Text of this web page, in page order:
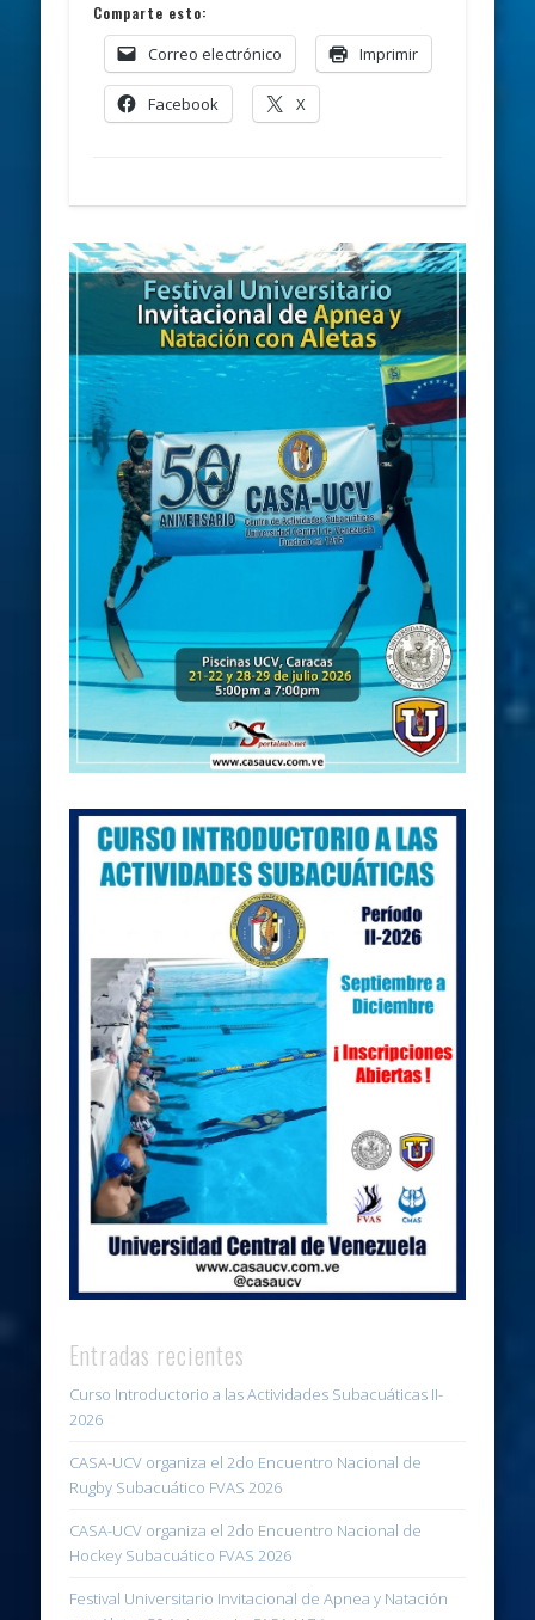
Comparte esto:
Correo electrónico Imprimir
Facebook X
Entradas recientes
Curso Introductorio a las Actividades Subacuáticas II-
2026
CASA-UCV organiza el 2do Encuentro Nacional de
Rugby Subacuático FVAS 2026
CASA-UCV organiza el 2do Encuentro Nacional de
Hockey Subacuático FVAS 2026
Festival Universitario Invitacional de Apnea y Natación